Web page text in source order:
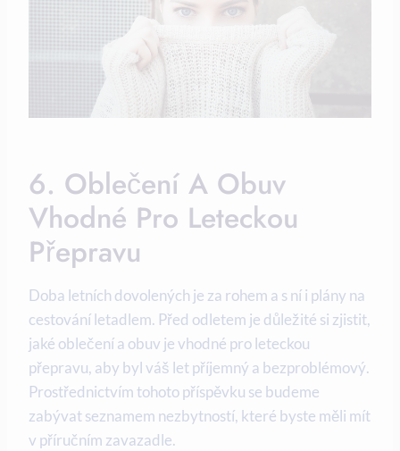
6. Oblečení A Obuv
Vhodné Pro Leteckou
Přepravu
Doba letních dovolených je za rohem a s ní i plány na
cestování letadlem. Před odletem je důležité si zjistit,
jaké oblečení a obuv je vhodné pro leteckou
přepravu, aby byl váš let příjemný a bezproblémový.
Prostřednictvím tohoto příspěvku se budeme
zabývat seznamem nezbytností, které byste měli mít
v příručním zavazadle.